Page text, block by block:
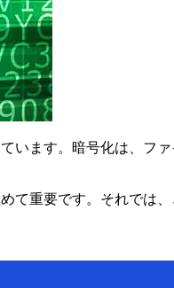
ます。暗号化は、フ
て重要です。それでは